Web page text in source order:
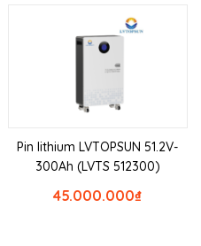
Pin lithium LVTOPSUN 51.2V-
300Ah (LVTS 512300)
₫
45.000.000